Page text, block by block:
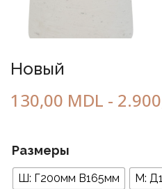
Новый
130,00 MDL -
Размеры
Ш: Г200мм В165мм
М: